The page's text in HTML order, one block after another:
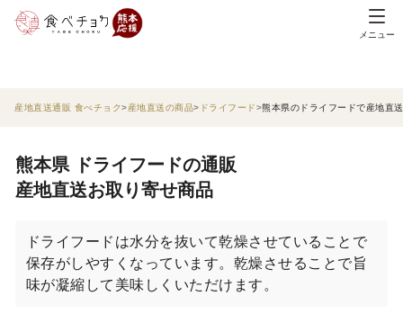
メニュー
産地直送通販 食べチョク 産地直送の商品 ドライフード 熊本県のドライフードで産地直
熊本県 ドライフードの通販
産地直送お取り寄せ商品
ドライフードは水分を抜いて乾燥させていることで
保存がしやすくなっています。乾燥させることで旨
味が凝縮して美味しくいただけます。